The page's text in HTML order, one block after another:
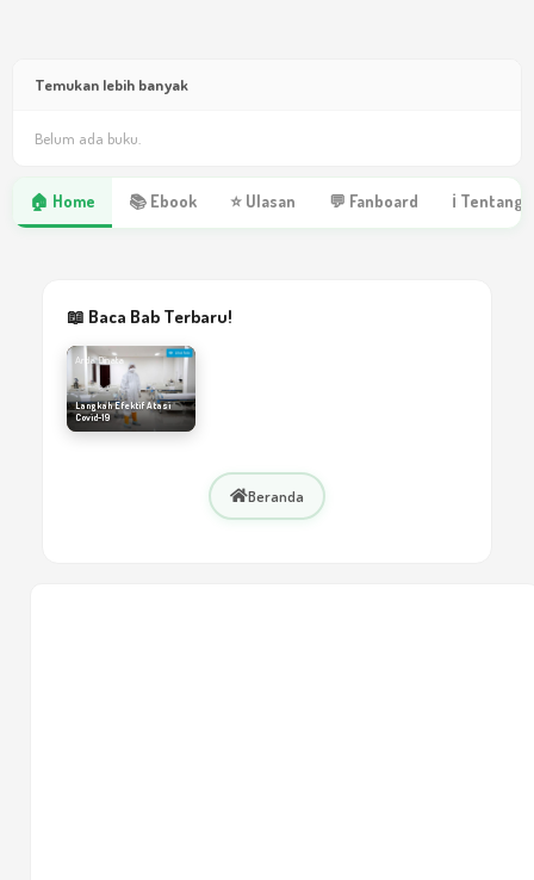
Temukan lebih banyak
Belum ada buku.
🏠 Home 📚 Ebook ⭐ Ulasan 💬 Fanboard ℹ Tentang
📖 Baca Bab Terbaru!
Arda Dinata
Langkah Efektif Atasi
Covid-19
Beranda